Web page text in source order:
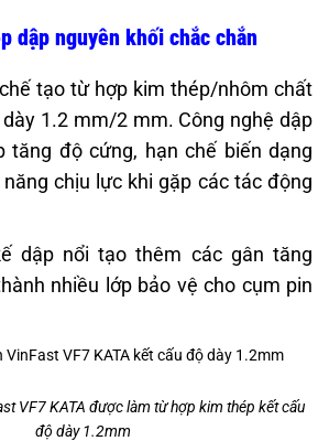
dập nguyên khối chắc chắn
tạo từ hợp kim thép/nhôm chất
1.2 mm/2 mm. Công nghệ dập
tăng độ cứng, hạn chế biến dạng
chịu lực khi gặp các tác động
dập nổi tạo thêm các gân tăng
nhiều lớp bảo vệ cho cụm pin
VF7 KATA được làm từ hợp kim thép kết cấu
độ dày 1.2mm